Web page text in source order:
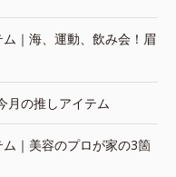
｜海、運動、飲み会！眉
月の推しアイテム
｜美容のプロが家の3箇